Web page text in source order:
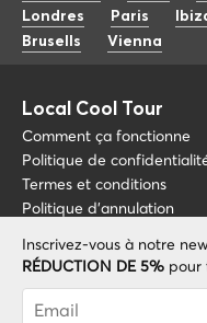
Inscrivez-vous à notre
RÉDUCTION DE 5% pour
Vous avez été
recevrez votre
Londres
Paris
Brusells
Vienna
Local Cool Tour
Comment ça fonctionne
Politique de
Termes et conditions
Politique d'annulation
Blog
À propos de nous
FAQ